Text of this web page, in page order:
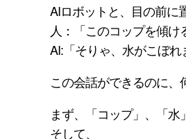
AIロボットと、目の前に
人：「このコップを傾け
AI:「そりゃ、水がこぼれ
この会話ができるのに、
まず、「コップ」、「水
そして、